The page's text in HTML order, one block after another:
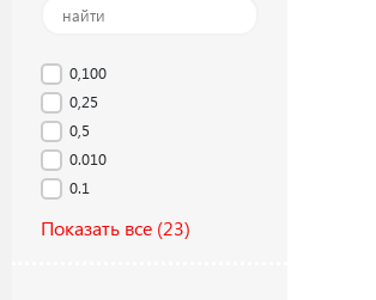
0,100
0,25
0,5
0.010
0.1
Показать все (23)